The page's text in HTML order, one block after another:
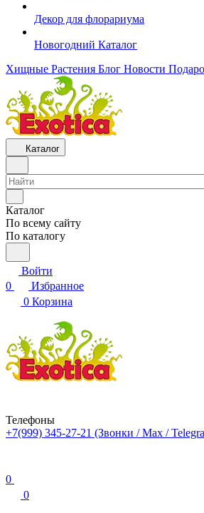
Декор для флорариума
Новогодний Каталог
Хищные Растения Блог Новости
Каталог
Каталог
По всему сайту
По каталогу
Войти
0
Избранное
0 Корзина
Телефоны
+7(999) 345-27-21 (Звонки / Max /
0
0